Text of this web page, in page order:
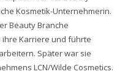
Kosmetik-Unternehmerin.
Beauty Branche
ihre Karriere und führte
Später war sie
LCN/Wilde Cosmetics.